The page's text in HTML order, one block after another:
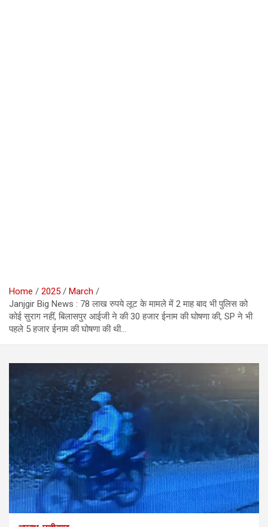
Home 2025
March
Janjgir Big News : 78 लाख रुपये लूट के मामले में 2 माह बाद भी पुलिस को
कोई सुराग नहीं, बिलासपुर आईजी ने की 30 हजार ईनाम की घोषणा की, SP ने भी
पहले 5 हजार ईनाम की घोषणा की थी…